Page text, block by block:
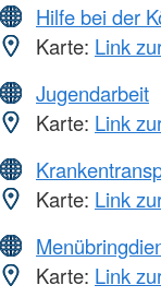
Hilfe bei der
Karte: Link
Jugendarbeit
Karte: Link
Karte: Link
Karte: Link